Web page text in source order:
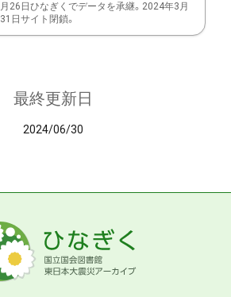
月26日ひなぎくでデータを承継。2024年3月
31日サイト閉鎖。
最終更新日
2024/06/30